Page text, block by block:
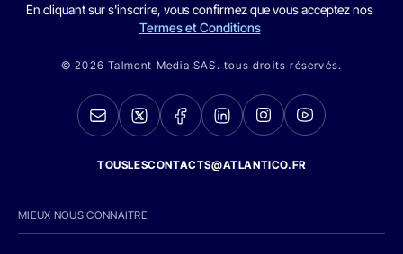
En cliquant sur s'inscrire, vous confirmez que vous acceptez nos
Termes et Conditions
© 2026 Talmont Media SAS. tous droits réservés.
TOUSLESCONTACTS@ATLANTICO.FR
MIEUX NOUS CONNAITRE